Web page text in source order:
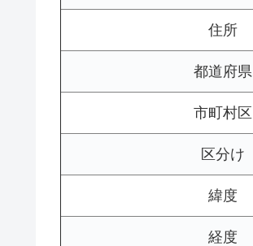
住所
都道府県
市町村区
区分け
緯度
経度